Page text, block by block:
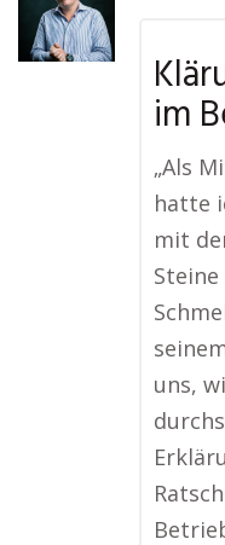
im
„Als
hatte
mit
uns,